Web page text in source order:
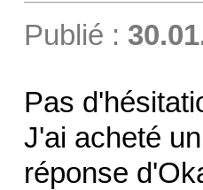
Publié :
Pas
J'ai acheté
réponse